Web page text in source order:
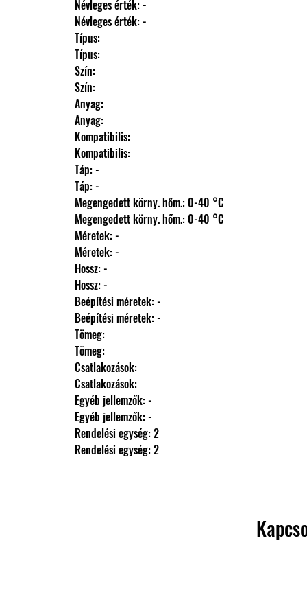
                Névleges érték: -
                Névleges érték: -
                Típus:
                Típus:
                Szín:
                Szín:
                Anyag:
                Anyag:
                Kompatibilis:
                Kompatibilis:
                Táp: -
                Táp: -
                Megengedett körny. hőm.: 0-40 °C
                Megengedett körny. hőm.: 0-40 °C
                Méretek: -
                Méretek: -
                Hossz: -
                Hossz: -
                Beépítési méretek: -
                Beépítési méretek: -
                Tömeg:
                Tömeg:
                Csatlakozások:
                Csatlakozások:
                Egyéb jellemzők: -
                Egyéb jellemzők: -
                Rendelési egység: 2
                Rendelési egység: 2